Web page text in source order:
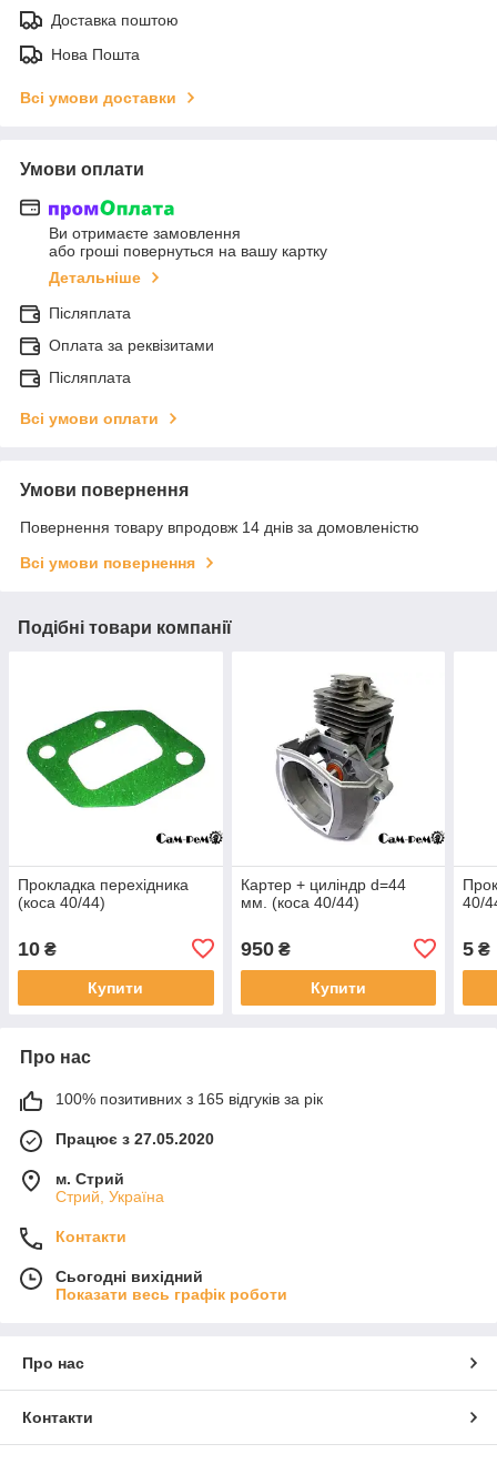
Доставка поштою
Нова Пошта
Всі умови доставки
Умови оплати
Ви отримаєте замовлення
або гроші повернуться на вашу картку
Детальніше
Післяплата
Оплата за реквізитами
Післяплата
Всі умови оплати
Умови повернення
Повернення товару впродовж 14 днів за домовленістю
Всі умови повернення
Подібні товари компанії
Прокладка перехідника
(коса 40/44)
10 ₴
Купити
Картер + циліндр d=44
мм. (коса 40/44)
950₴
Купити
40/
5 ₴
Про нас
100% позитивних з 165 відгуків за рік
Працює з 27.05.2020
м. Стрий
Стрий, Україна
Контакти
Сьогодні вихідний
Показати весь графік роботи
Про нас
Контакти